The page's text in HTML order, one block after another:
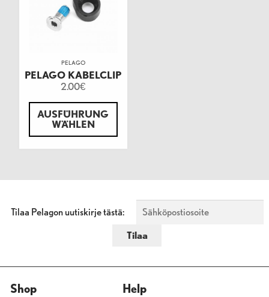
PELAGO
PELAGO KABELCLIP
2.00€
AUSFÜHRUNG
WÄHLEN
Tilaa Pelagon uutiskirje tästä:
Shop Help